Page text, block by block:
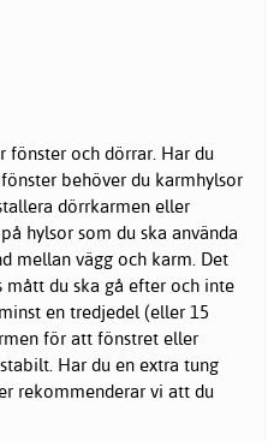
och dörrar. Har du
behöver du karmhylsor
dörrkarmen eller
hylsor som du ska använda
mellan vägg och karm. Det
mått du ska gå efter och inte
en tredjedel (eller 15
för att fönstret eller
Har du en extra tung
rekommenderar vi att du